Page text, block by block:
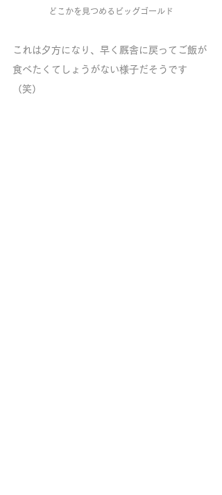
どこかを見つめるビッグゴールド
これは夕方になり、早く厩舎に戻ってご飯が
食べたくてしょうがない様子だそうです
（笑）